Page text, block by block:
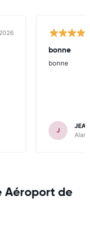
bonne
bonne
J
Aéroport de